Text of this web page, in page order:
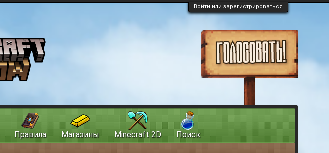
Войти или зарегистрироваться
Правила Магазины Minecraft 2D Поиск